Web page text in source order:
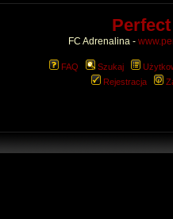
Perfect
FC Adrenalina -
FAQ Szukaj
Rejestracja